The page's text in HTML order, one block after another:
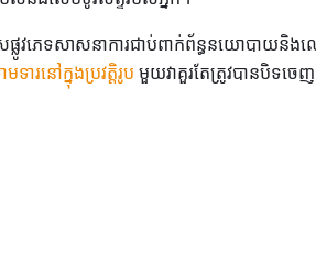
វភេទសាសនាការជាប់ពាក់ព័ន្ធនយោបាយនិង
ទារនៅក្នុងប្រវត្តិរូប មួយវាគួរតែត្រូវបានបិទចេញ